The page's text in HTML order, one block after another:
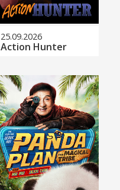
25.09.2026
Action Hunter